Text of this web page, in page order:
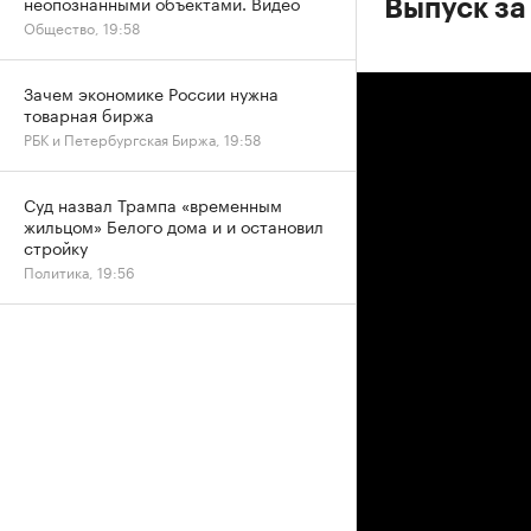
Выпуск
Общество, 19:58
Зачем экономике России нужна
товарная биржа
РБК и Петербургская Биржа, 19:58
Суд назвал Трампа «временным
жильцом» Белого дома и и остановил
стройку
Политика, 19:56